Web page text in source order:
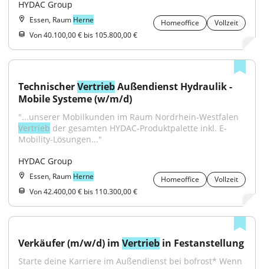
HYDAC Group
Essen, Raum Herne Homeoffice
Vollzeit
Von 40.100,00 € bis 105.800,00 €
Technischer Vertrieb Außendienst Hydraulik -
Mobile Systeme (w/m/d)
Vertrieb der gesamten HYDAC-Produktpalette inkl. E-
Mobility-Lösungen..."
HYDAC Group
Essen, Raum Herne Homeoffice
Vollzeit
Von 42.400,00 € bis 110.300,00 €
Verkäufer (m/w/d) im Vertrieb in Festanstellung
Starte deine Karriere im Außendienst bei bofrost* Wenn